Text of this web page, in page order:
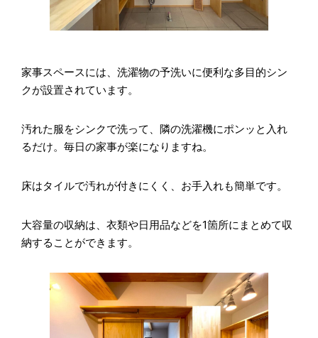
家事スペースには、洗濯物の予洗いに便利な多目的シン
クが設置されています。
汚れた服をシンクで洗って、隣の洗濯機にポンッと入れ
るだけ。毎日の家事が楽になりますね。
床はタイルで汚れが付きにくく、お手入れも簡単です。
大容量の収納は、衣類や日用品などを1箇所にまとめて収
納することができます。